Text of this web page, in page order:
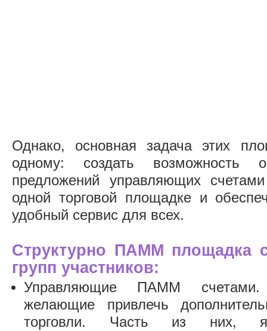
Однако, основная задача этих
одному: создать возможность
предложений управляющих
одной торговой площадке и
удобный сервис для всех.
Структурно ПАММ площадка
групп участников:
Управляющие ПАММ
желающие привлечь
торговли. Часть из них,